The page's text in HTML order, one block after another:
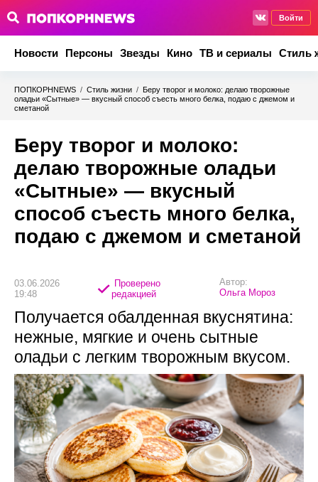
Войти
Новости Персоны Звезды Кино ТВ и сериалы Стиль
ПОПКОРНNEWS / Стиль жизни / Беру творог и молоко: делаю творожные
оладьи «Сытные» — вкусный способ съесть много белка, подаю с джемом и
сметаной
Беру творог и молоко:
делаю творожные оладьи
«Сытные» — вкусный
способ съесть много белка,
подаю с джемом и сметаной
03.06.2026
19:48
Проверено
редакцией
Автор:
Ольга Мороз
Получается обалденная вкуснятина:
нежные, мягкие и очень сытные
оладьи с легким творожным вкусом.